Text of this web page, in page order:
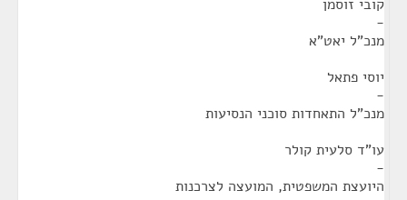
קובי זוסמן
-
מנכ"ל יאט"א
יוסי פתאל
-
מנכ"ל התאחדות סוכני הנסיעות
עו"ד סלעית קולר
-
היועצת המשפטית, המועצה לצרכנות